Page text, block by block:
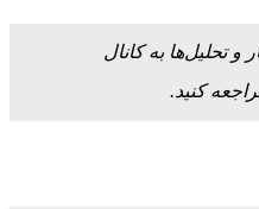
تحلیل‌ها به کانال
کنید.